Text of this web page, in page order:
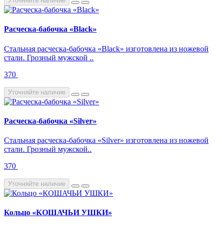
Расческа-бабочка «Black»
Стальная расческа-бабочка «Black» изготовлена из ножевой
стали. Грозный мужской ..
370
Уточняйте наличие
Расческа-бабочка «Silver»
Стальная расческа-бабочка «Silver» изготовлена из ножевой
стали. Грозный мужской..
370
Уточняйте наличие
Кольцо «КОШАЧЬИ УШКИ»